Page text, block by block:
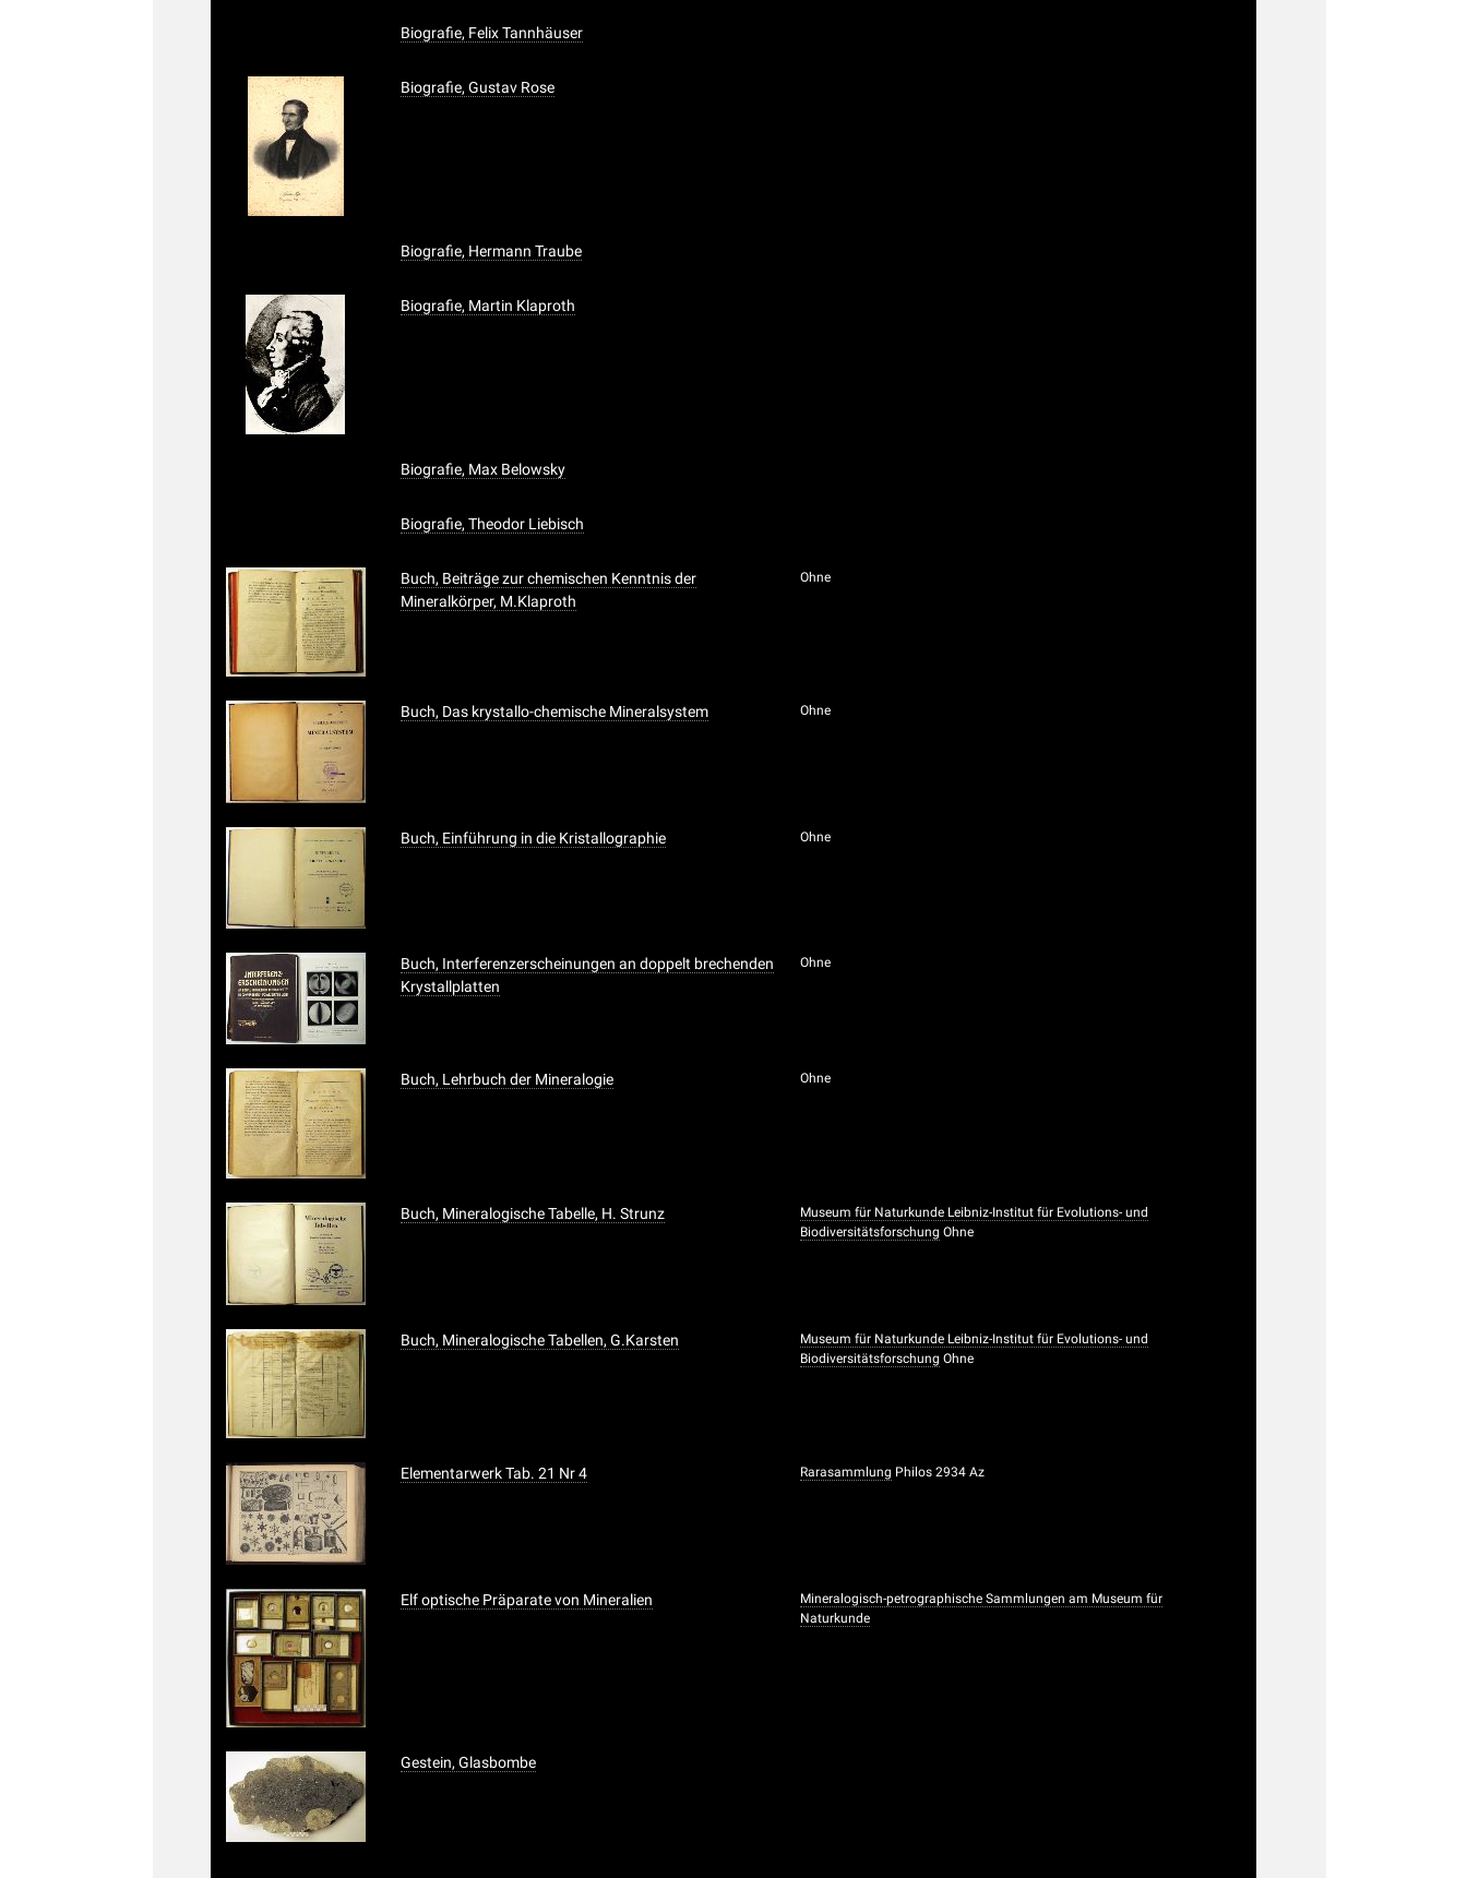
Biografie, Felix Tannhäuser
Biografie, Gustav Rose
Biografie, Hermann Traube
Biografie, Martin Klaproth
Biografie, Max Belowsky
Biografie, Theodor Liebisch
Buch, Beiträge zur chemischen Kenntnis der
Mineralkörper, M.Klaproth
Ohne
Buch, Das krystallo-chemische Mineralsystem Ohne
Buch, Einführung in die Kristallographie Ohne
Buch, Interferenzerscheinungen an doppelt brechenden
Krystallplatten
Ohne
Buch, Lehrbuch der Mineralogie Ohne
Buch, Mineralogische Tabelle, H. Strunz
Museum für Naturkunde Leibniz-Institut für Evolutions- und
Biodiversitätsforschung Ohne
Buch, Mineralogische Tabellen, G.Karsten
Museum für Naturkunde Leibniz-Institut für Evolutions- und
Biodiversitätsforschung Ohne
Elementarwerk Tab. 21 Nr 4 Rarasammlung Philos 2934 Az
Elf optische Präparate von Mineralien
Mineralogisch-petrographische Sammlungen am Museum für
Naturkunde
Gestein, Glasbombe